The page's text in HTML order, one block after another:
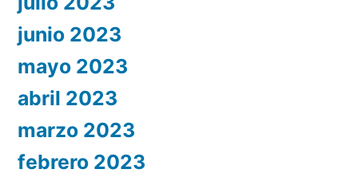
junio 2023
mayo 2023
abril 2023
marzo 2023
febrero 2023